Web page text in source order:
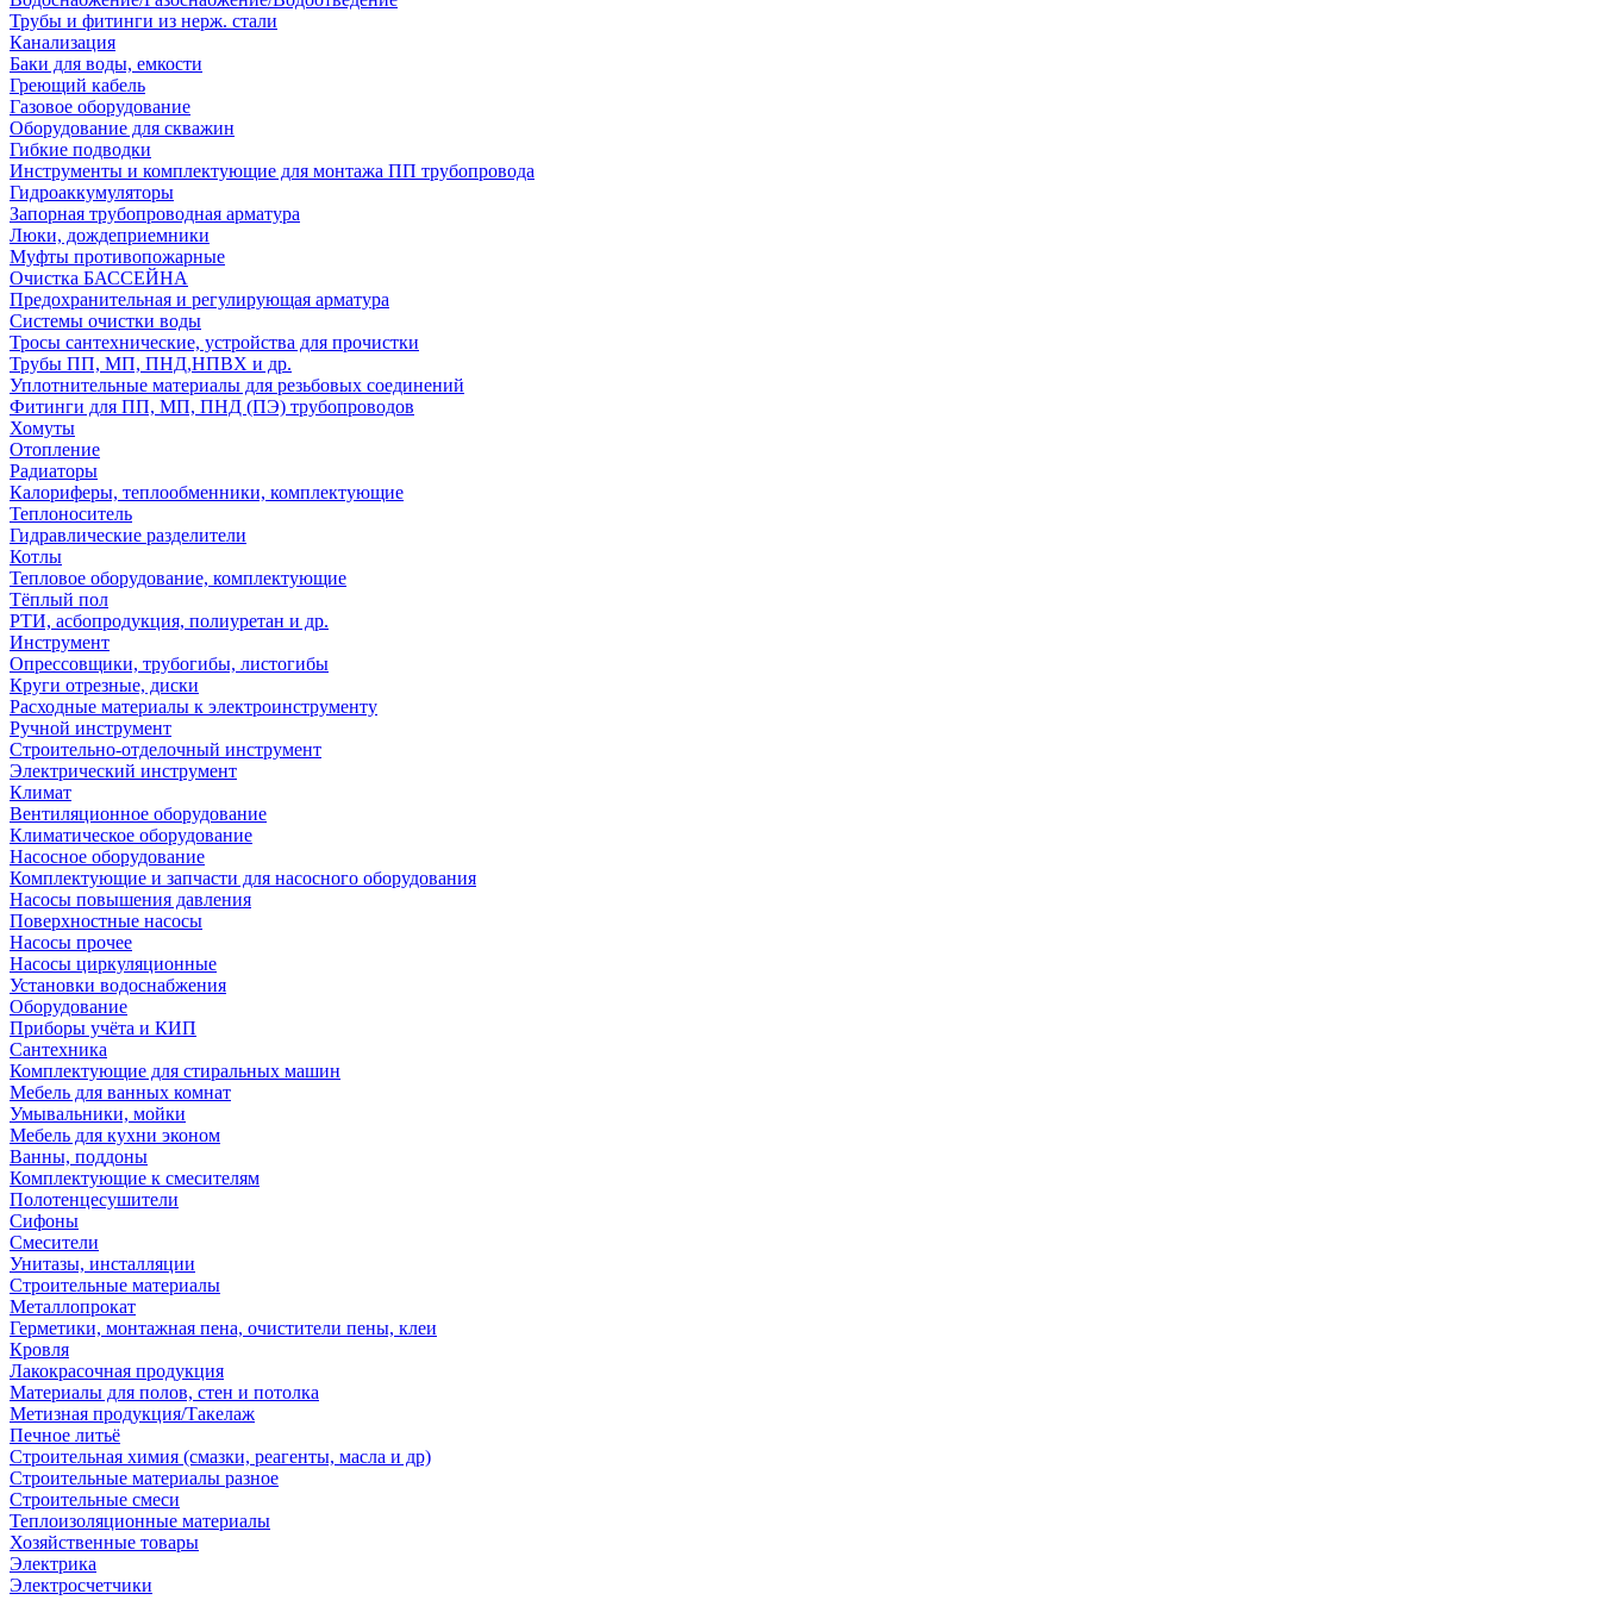
Трубы и фитинги из нерж. стали
Канализация
Баки для воды, емкости
Греющий кабель
Газовое оборудование
Оборудование для скважин
Гибкие подводки
Инструменты и комплектующие для монтажа ПП трубопровода
Гидроаккумуляторы
Запорная трубопроводная арматура
Люки, дождеприемники
Муфты противопожарные
Очистка БАССЕЙНА
Предохранительная и регулирующая арматура
Системы очистки воды
Тросы сантехнические, устройства для прочистки
Трубы ПП, МП, ПНД,НПВХ и др.
Уплотнительные материалы для резьбовых соединений
Фитинги для ПП, МП, ПНД (ПЭ) трубопроводов
Хомуты
Отопление
Радиаторы
Калориферы, теплообменники, комплектующие
Теплоноситель
Гидравлические разделители
Котлы
Тепловое оборудование, комплектующие
Тёплый пол
РТИ, асбопродукция, полиуретан и др.
Инструмент
Опрессовщики, трубогибы, листогибы
Круги отрезные, диски
Расходные материалы к электроинструменту
Ручной инструмент
Строительно-отделочный инструмент
Электрический инструмент
Климат
Вентиляционное оборудование
Климатическое оборудование
Насосное оборудование
Комплектующие и запчасти для насосного оборудования
Насосы повышения давления
Поверхностные насосы
Насосы прочее
Насосы циркуляционные
Установки водоснабжения
Оборудование
Приборы учёта и КИП
Сантехника
Комплектующие для стиральных машин
Мебель для ванных комнат
Умывальники, мойки
Мебель для кухни эконом
Ванны, поддоны
Комплектующие к смесителям
Полотенцесушители
Сифоны
Смесители
Унитазы, инсталляции
Строительные материалы
Металлопрокат
Герметики, монтажная пена, очистители пены, клеи
Кровля
Лакокрасочная продукция
Материалы для полов, стен и потолка
Метизная продукция/Такелаж
Печное литьё
Строительная химия (смазки, реагенты, масла и др)
Строительные материалы разное
Строительные смеси
Теплоизоляционные материалы
Хозяйственные товары
Электрика
Электросчетчики